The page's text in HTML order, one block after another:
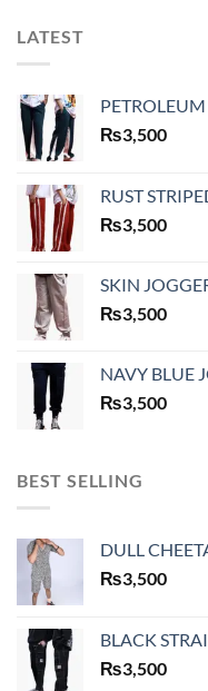
LATEST
PETROLEUM
₨3,500
RUST
₨3,500
SKIN
₨3,500
NAVY BLUE
₨3,500
BEST SELLING
DULL
₨3,500
BLACK
₨3,500